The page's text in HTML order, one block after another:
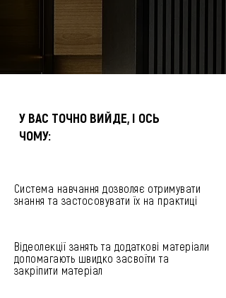
У ВАС ТОЧНО ВИЙДЕ, І ОСЬ
ЧОМУ:
Система навчання дозволяє отримувати
знання та застосовувати їх на практиці
Відеолекції занять та додаткові матеріали
допомагають швидко засвоїти та
закріпити матеріал